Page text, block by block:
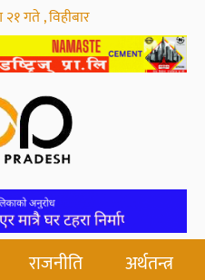
गते , विहीबार
राजनीति अर्थतन्त्र